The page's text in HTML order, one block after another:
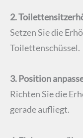
2.
Setzen Sie die
Toilettenschüssel.
3. Position
Richten Sie die
gerade aufliegt.